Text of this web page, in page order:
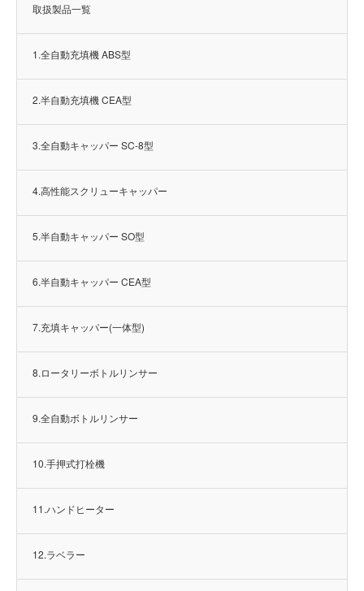
取扱製品一覧
1.全自動充填機 ABS型
2.半自動充填機 CEA型
3.全自動キャッパー SC-8型
4.高性能スクリューキャッパー
5.半自動キャッパー SO型
6.半自動キャッパー CEA型
7.充填キャッパー(一体型)
8.ロータリーボトルリンサー
9.全自動ボトルリンサー
10.手押式打栓機
11.ハンドヒーター
12.ラベラー